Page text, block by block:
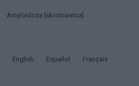
Amyloidoza [skrobiawica]
english español français